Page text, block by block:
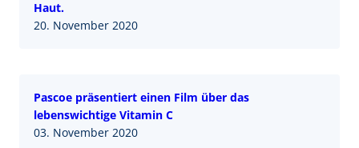
Haut.
20. November 2020
Pascoe präsentiert einen Film über das
lebenswichtige Vitamin C
03. November 2020